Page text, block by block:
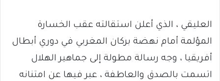
العليقي ، الذي أعلن استقالته عقب الخسارة
المؤلمة أمام نهضة بركان المغربي في دوري أبطال
أفريقيا ، وجه رسالة مطولة إلى جماهير الهلال
اتسمت بالصدق والعاطفة ، عبر فيها عن امتنانه